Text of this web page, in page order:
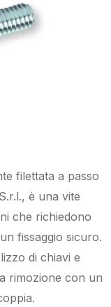
filettata a passo
è una vite
che richiedono
fissaggio sicuro.
di chiavi e
rimozione con un